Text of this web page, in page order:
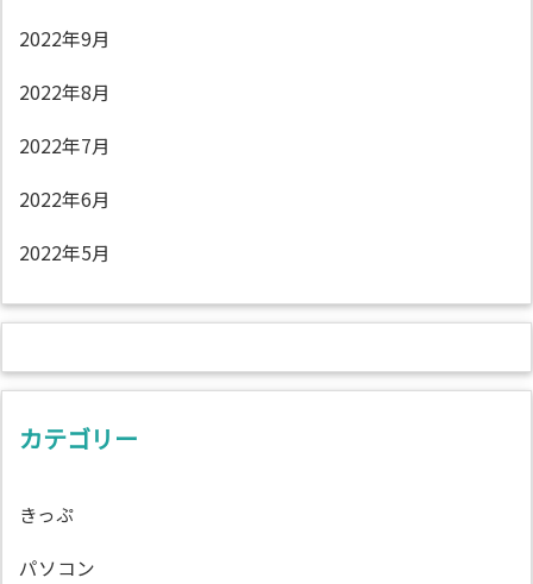
2022年9月
2022年8月
2022年7月
2022年6月
2022年5月
カテゴリー
きっぷ
パソコン